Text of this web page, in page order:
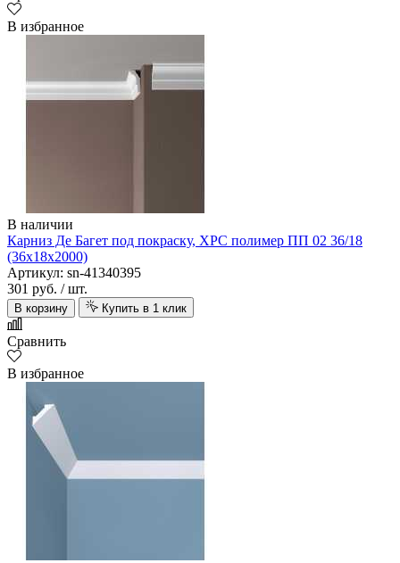
В избранное
В наличии
Карниз Де Багет под покраску, XPC полимер ПП 02 36/18
(36х18х2000)
Артикул: sn-41340395
301 руб. / шт.
В корзину Купить в 1 клик
Сравнить
В избранное